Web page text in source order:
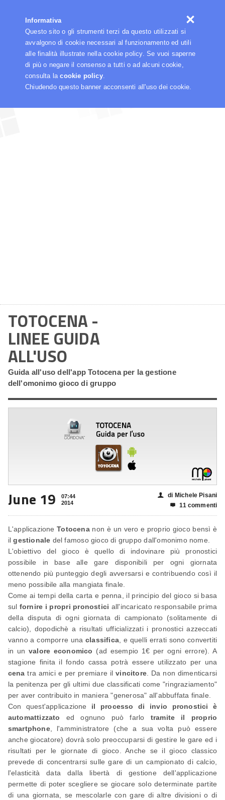
Informativa
Questo sito o gli strumenti terzi da questo utilizzati si
avvalgono di cookie necessari al funzionamento ed utili
alle finalità illustrate nella cookie policy. Se vuoi saperne
di più o negare il consenso a tutti o ad alcuni cookie,
consulta lacookie policy.
Chiudendo questo banner acconsenti all'uso dei cookie.
TOTOCENA -
LINEE GUIDA
ALL'USO
Guida all'uso dell'app Totocena per la gestione
dell'omonimo gioco di gruppo
June 19
07:44
2014
👤 di Michele Pisani
 11 commenti
L'applicazioneTotocenanon è un vero e proprio gioco bensì è
ilgestionale del famoso gioco di gruppo dall'omonimo nome.
L'obiettivo del gioco è quello di indovinare più pronostici
possibile in base alle gare disponibili per ogni giornata
ottenendo più punteggio degli avversarsi e contribuendo così il
meno possibile alla mangiata finale.
Come ai tempi della carta e penna, il principio del gioco si basa
sul fornire i propri pronostici all'incaricato responsabile prima
della disputa di ogni giornata di campionato (solitamente di
calcio), dopodichè a risultati ufficializzati i pronostici azzeccati
vanno a comporre una classifica , e quelli errati sono convertiti
in un valore economico (ad esempio 1€ per ogni errore). A
stagione finita il fondo cassa potrà essere utilizzato per una
cena tra amici e per premiare ilvincitore. Da non dimenticarsi
la penitenza per gli ultimi due classificati come "ringraziamento"
per aver contribuito in maniera "generosa" all'abbuffata finale.
Con quest'applicazione il processo di invio pronostici è
automattizzato
ed ognuno può farlo tramite il proprio
smartphone, l'amministratore (che a sua volta può essere
anche giocatore) dovrà solo preoccuparsi di gestire le gare ed i
risultati per le giornate di gioco. Anche se il gioco classico
prevede di concentrarsi sulle gare di un campionato di calcio,
l'elasticità data dalla libertà di gestione dell'applicazione
permette di poter scegliere se giocare solo determinate partite
di una giornata, se mescolarle con gare di altre divisioni o di